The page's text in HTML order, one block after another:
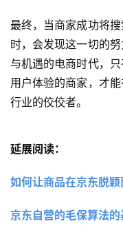
最终，当商家成功将
时，会发现这一切的
与机遇的电商时代，
用户体验的商家，才
行业的佼佼者。
延展阅读：
如何让商品在京东脱颖
京东自营的毛保算法